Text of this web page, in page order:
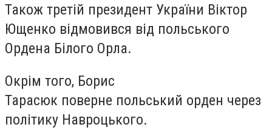
Також третій президент України Віктор
Ющенко відмовився від польського
Ордена Білого Орла.
Окрім того, Борис
Тарасюк поверне польський орден через
політику Навроцького.